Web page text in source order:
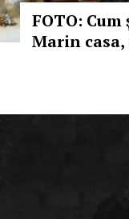
FOTO:
Marin casa,